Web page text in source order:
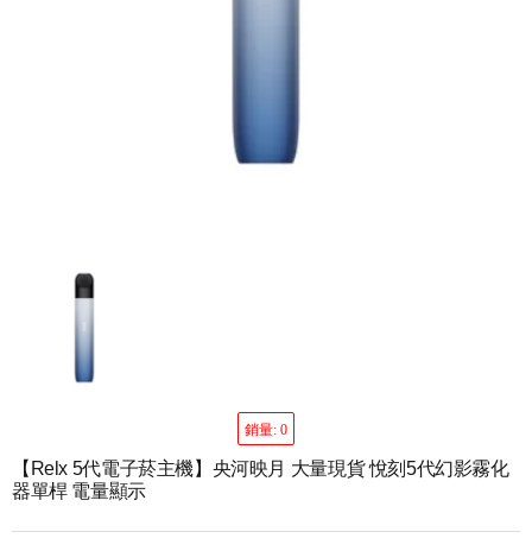
銷量: 0
【Relx 5代電子菸主機】央河映月 大量現貨 悅刻5代幻影霧化
器單桿 電量顯示